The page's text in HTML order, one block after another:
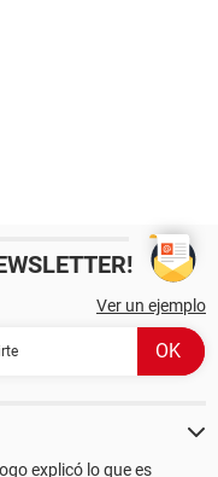
Ver un ejemplo
explicó lo que es